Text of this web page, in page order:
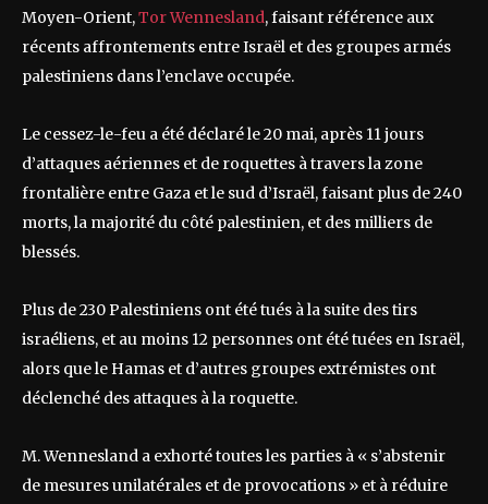
Moyen-Orient,Tor Wennesland, faisant référence aux
récents affrontements entre Israël et des groupes armés
palestiniens dans l’enclave occupée.
Le cessez-le-feu a été déclaré le 20 mai, après 11 jours
d’attaques aériennes et de roquettes à travers la zone
frontalière entre Gaza et le sud d’Israël, faisant plus de 240
morts, la majorité du côté palestinien, et des milliers de
blessés.
Plus de 230 Palestiniens ont été tués à la suite des tirs
israéliens, et au moins 12 personnes ont été tuées en Israël,
alors que le Hamas et d’autres groupes extrémistes ont
déclenché des attaques à la roquette.
M. Wennesland a exhorté toutes les parties à « s’abstenir
de mesures unilatérales et de provocations » et à réduire